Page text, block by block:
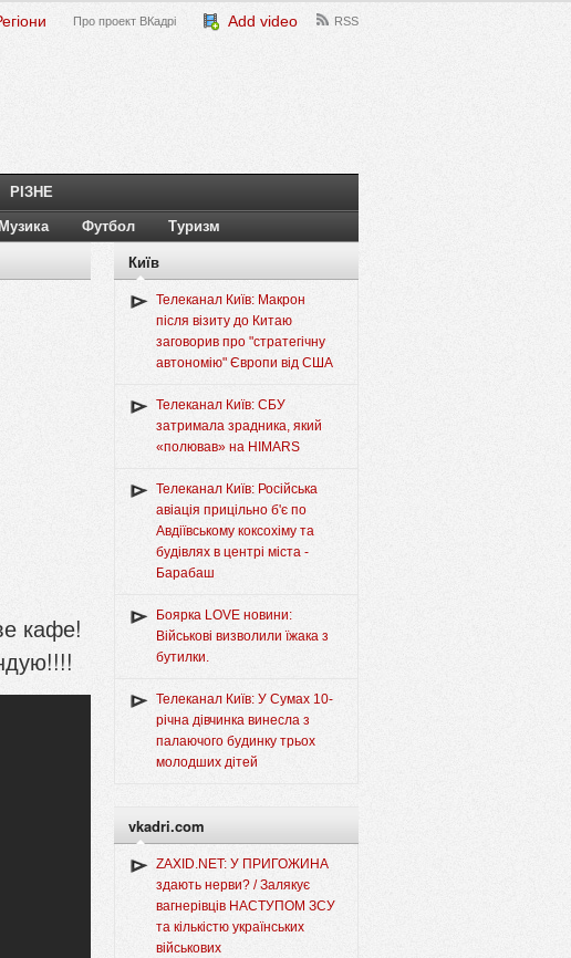
Про проект ВКадрі Add video RSS
РІЗНЕ
Музика Футбол Туризм
кафе!
Київ
Телеканал Київ: Макрон
після візиту до Китаю
заговорив про "стратегічну
автономію" Європи від США
Телеканал Київ: СБУ
затримала зрадника, який
«полював» на HIMARS
Телеканал Київ: Російська
авіація прицільно б'є по
Авдіївському коксохіму та
будівлях в центрі міста -
Барабаш
Боярка LOVE новини:
Військові визволили їжака з
бутилки.
Телеканал Київ: У Сумах 10-
річна дівчинка винесла з
палаючого будинку трьох
молодших дітей
vkadri.com
ZAXID.NET: У ПРИГОЖИНА
здають нерви? / Залякує
вагнерівців НАСТУПОМ ЗСУ
та кількістю українських
військових